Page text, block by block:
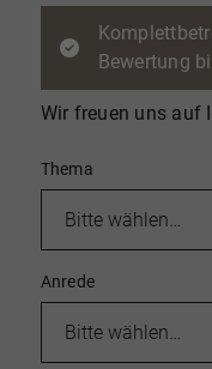
Bewertung
Wir freuen uns auf
Thema
Anrede